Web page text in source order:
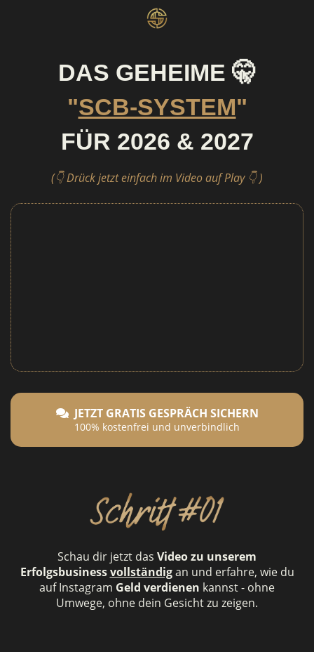
DAS GEHEIME 🤫
"SCB-SYSTEM"
FÜR 2026 & 2027
(👇Drück jetzt einfach im Video auf Play 👇)
JETZT GRATIS GESPRÄCH SICHERN
100% kostenfrei und unverbindlich
Schau dir jetzt das Video zu unserem
Erfolgsbusinessvollständigan und erfahre, wie du
auf Instagram Geld verdienen kannst - ohne
Umwege, ohne dein Gesicht zu zeigen.